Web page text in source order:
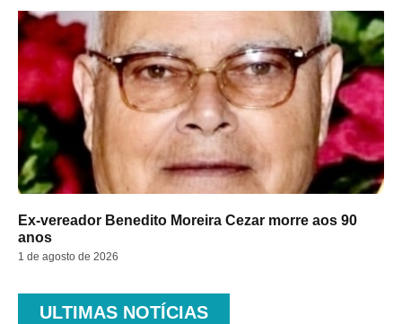
Ex-vereador Benedito Moreira Cezar morre aos 90
anos
1 de agosto de 2026
ULTIMAS NOTÍCIAS